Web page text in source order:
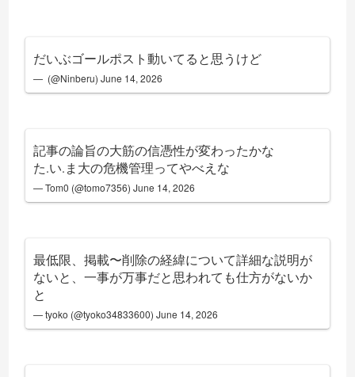
だいぶゴールポスト動いてると思うけど
— ‌‌‌‌‌ (@Ninberu)June 14, 2026
記事の論旨の大筋の信憑性が変わったかな
た.い.ま大の危機管理ってやべえな
— Tom0 (@tomo7356)June 14, 2026
最低限、掲載〜削除の経緯について詳細な説明が
ないと、一事が万事だと思われても仕方がないか
と
— tyoko (@tyoko34833600)June 14, 2026